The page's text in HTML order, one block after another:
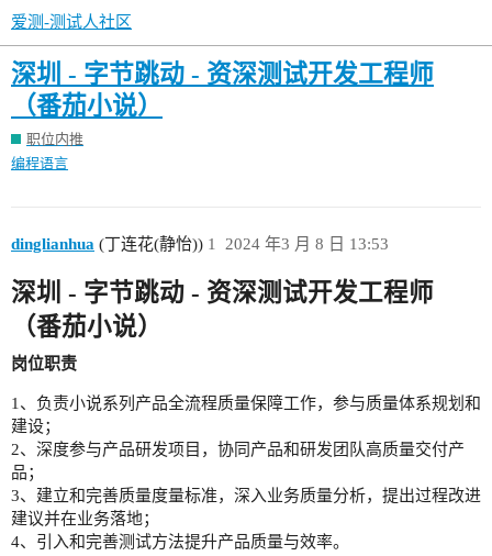
爱测-测试人社区
深圳 - 字节跳动 - 资深测试开发工程师
（番茄小说）
职位内推
编程语言
dinglianhua (丁连花(静怡)) 2024 年3 月 8 日 13:53
1
深圳 - 字节跳动 - 资深测试开发工程师
（番茄小说）
岗位职责
1、负责小说系列产品全流程质量保障工作，参与质量体系规划和
建设；
2、深度参与产品研发项目，协同产品和研发团队高质量交付产
品；
3、建立和完善质量度量标准，深入业务质量分析，提出过程改进
建议并在业务落地；
4、引入和完善测试方法提升产品质量与效率。